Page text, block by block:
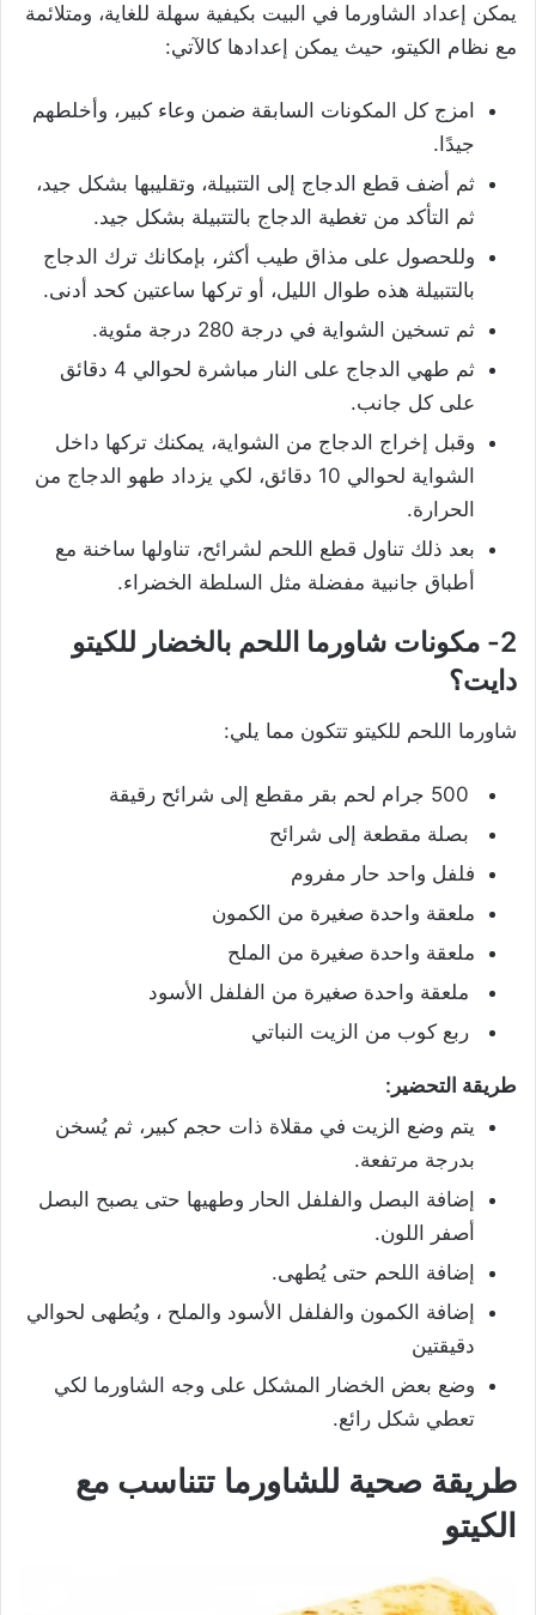
يمكن إعداد الشاورما في البيت بكيفية سهلة للغاية، ومتلائمة
مع نظام الكيتو، حيث يمكن إعدادها كالآتي:
امزج كل المكونات السابقة ضمن وعاء كبير، وأخلطهم
جيدًا.
ثم أضف قطع الدجاج إلى التتبيلة، وتقليبها بشكل جيد،
ثم التأكد من تغطية الدجاج بالتتبيلة بشكل جيد.
وللحصول على مذاق طيب أكثر، بإمكانك ترك الدجاج
بالتتبيلة هذه طوال الليل، أو تركها ساعتين كحد أدنى.
ثم تسخين الشواية في درجة 280 درجة مئوية.
ثم طهي الدجاج على النار مباشرة لحوالي 4 دقائق
على كل جانب.
وقبل إخراج الدجاج من الشواية، يمكنك تركها داخل
الشواية لحوالي 10 دقائق، لكي يزداد طهو الدجاج من
الحرارة.
بعد ذلك تناول قطع اللحم لشرائح، تناولها ساخنة مع
أطباق جانبية مفضلة مثل السلطة الخضراء.
2- مكونات شاورما اللحم بالخضار للكيتو
دايت؟
شاورما اللحم للكيتو تتكون مما يلي:
بصلة مقطعة إلى شرائح
فلفل واحد حار مفروم
ملعقة واحدة صغيرة من الكمون
ملعقة واحدة صغيرة من الملح
ملعقة واحدة صغيرة من الفلفل الأسود
ربع كوب من الزيت النباتي
طريقة التحضير:
يتم وضع الزيت في مقلاة ذات حجم كبير، ثم يُسخن
بدرجة مرتفعة.
إضافة البصل والفلفل الحار وطهيها حتى يصبح البصل
أصفر اللون.
إضافة اللحم حتى يُطهى.
إضافة الكمون والفلفل الأسود والملح ، ويُطهى لحوالي
دقيقتين
وضع بعض الخضار المشكل على وجه الشاورما لكي
تعطي شكل رائع.
طريقة صحية للشاورما تتناسب مع
الكيتو